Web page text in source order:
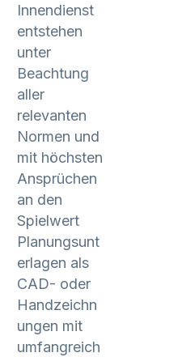
Innendienst
entstehen
unter
Beachtung
aller
relevanten
Normen und
mit höchsten
Ansprüchen
an den
Spielwert
Planungsunt
erlagen als
CAD- oder
Handzeichn
ungen mit
umfangreich